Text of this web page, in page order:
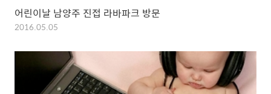
어린이날 남양주 진접 라바파크 방문
2016.05.05